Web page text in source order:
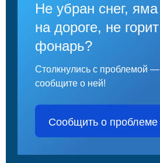
Не убран снег, яма
на дороге, не горит
фонарь?
Столкнулись с проблемой —
сообщите о ней!
Сообщить о проблеме